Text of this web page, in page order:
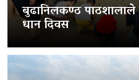
बुढानिलकण्ठ पाठशालाले
धान दिवस